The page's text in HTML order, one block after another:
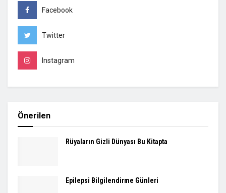
Facebook
Twitter
Instagram
Önerilen
Rüyaların Gizli Dünyası Bu Kitapta
Epilepsi Bilgilendirme Günleri